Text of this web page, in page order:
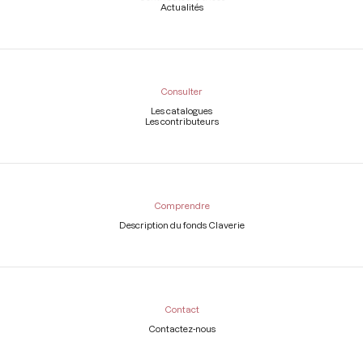
Actualités
Consulter
Les catalogues
Les contributeurs
Comprendre
Description du fonds Claverie
Contact
Contactez-nous